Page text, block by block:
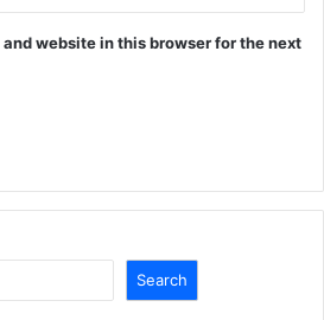
website in this browser for the next
Search